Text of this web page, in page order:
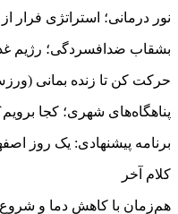
نور درمانی؛ استراتژی فرار
بشقاب ضدافسردگی؛ رژیم
حرکت کن تا زنده بمانی
پناهگاه‌های شهری؛ کجا
برنامه پیشنهادی: یک روز
کلام آخر
هم‌زمان با کاهش دما و شروع